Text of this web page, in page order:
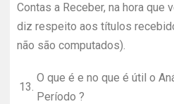
Contas a Receber, na hora que
diz respeito aos títulos
não são computados).
13.
O que é e no que é útil o
Período ?